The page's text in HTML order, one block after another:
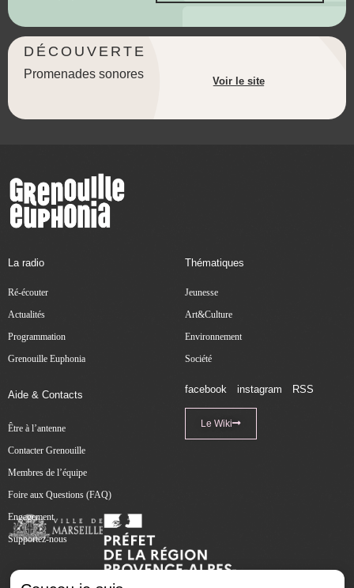
DÉCOUVERTE
Promenades sonores
Voir le site
La radio
Ré-écouter
Actualités
Programmation
Grenouille Euphonia
Thématiques
Jeunesse
Art&Culture
Environnement
Société
Aide & Contacts
Être à l’antenne
Contacter Grenouille
Membres de l’équipe
Foire aux Questions (FAQ)
Engagement
Supportez-nous
facebook instagram RSS
Le Wiki